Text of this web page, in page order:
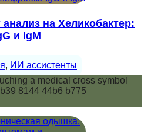
на Хеликобактер:
и IgM
, ИИ ассистенты